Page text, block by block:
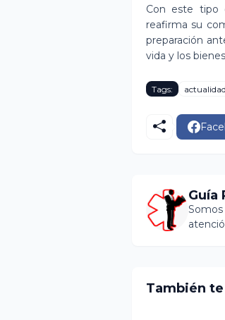
Con este tipo
reafirma su
preparación
vida y los
Tags: actualidad
Guía
También